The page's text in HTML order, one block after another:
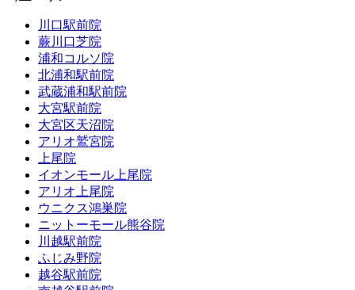
川口駅前院
蕨川口芝院
浦和コルソ院
北浦和駅前院
武蔵浦和駅前院
大宮駅前院
大宮区天沼院
アリオ鷲宮院
上尾院
イオンモール上尾院
アリオ上尾院
ウニクス鴻巣院
ニットーモール熊谷院
川越駅前院
ふじみ野院
越谷駅前院